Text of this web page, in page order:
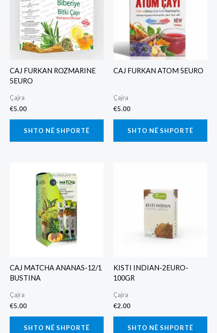
CAJ FURKAN ROZMARINE
5EURO
Çajra
€5.00
SHTO NË SHPORTË
CAJ FURKAN ATOM 5EURO
Çajra
€5.00
SHTO NË SHPORTË
CAJ MATCHA ANANAS-12/1
BUSTINA
Çajra
€5.00
SHTO NË SHPORTË
KISTI INDIAN-2EURO-
100GR
Çajra
€2.00
SHTO NË SHPORTË